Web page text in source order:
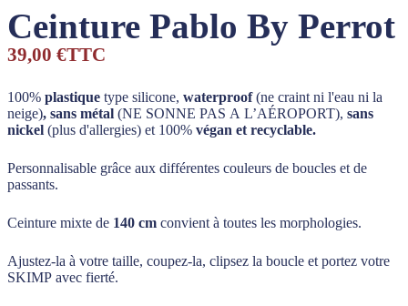
Ceinture Pablo By Perrot
39,00 €TTC
100% plastique type silicone, waterproof(ne craint ni l'eau ni la
neige), sans métal (NE SONNE PAS A L’AÉROPORT), sans
nickel (plus d'allergies) et 100% végan et recyclable.
Personnalisable grâce aux différentes couleurs de boucles et de
passants.
Ceinture mixte de 140 cm convient à toutes les morphologies.
Ajustez-la à votre taille, coupez-la, clipsez la boucle et portez votre
SKIMP avec fierté.